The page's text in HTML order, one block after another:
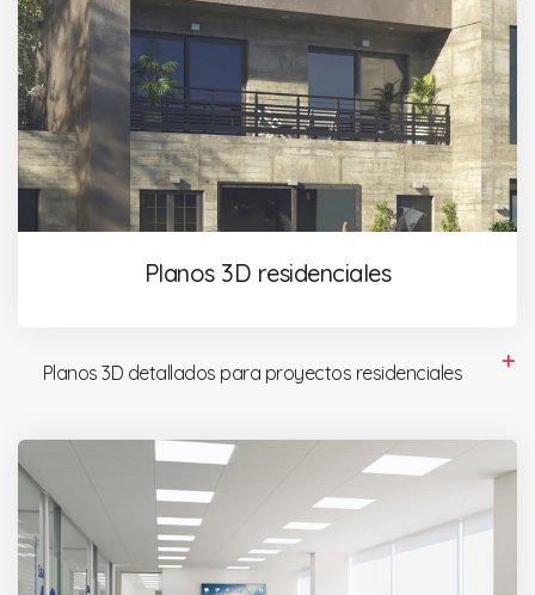
Planos 3D residenciales
Planos 3D detallados para proyectos residenciales